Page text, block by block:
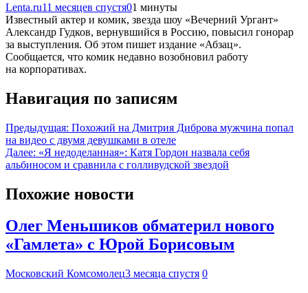
Lenta.ru11 месяцев спустя01 минуты
Известный актер и комик, звезда шоу «Вечерний Ургант»
Александр Гудков, вернувшийся в Россию, повысил гонорар
за выступления. Об этом пишет издание «Абзац».
Сообщается, что комик недавно возобновил работу
на корпоративах.
Навигация по записям
Предыдущая: Похожий на Дмитрия Диброва мужчина попал
на видео с двумя девушками в отеле
Далее: «Я недоделанная»: Катя Гордон назвала себя
альбиносом и сравнила с голливудской звездой
Похожие новости
Олег Меньшиков обматерил нового
«Гамлета» с Юрой Борисовым
Московский Комсомолец3 месяца спустя 0